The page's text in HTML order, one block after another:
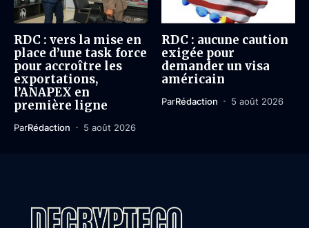
RDC : vers la mise en
place d’une task force
pour accroître les
exportations,
l’ANAPEX en
première ligne
ParRédaction 5 août 2026
RDC : aucune caution
exigée pour
demander un visa
américain
ParRédaction 5 août 2026